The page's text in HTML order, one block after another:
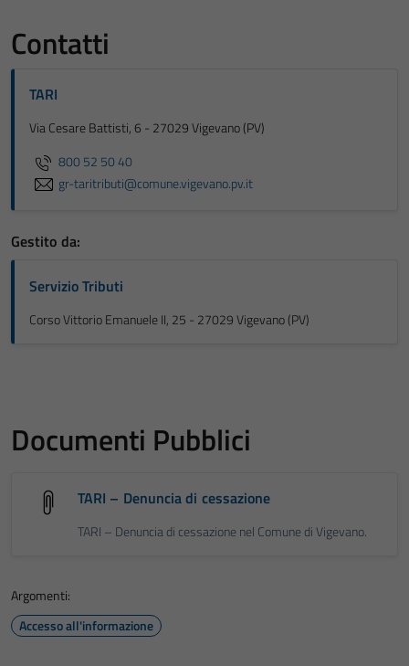
Contatti
TARI
Via Cesare Battisti, 6 - 27029 Vigevano (PV)
800 52 50 40
gr-taritributi@comune.vigevano.pv.it
Gestito da:
Servizio Tributi
Corso Vittorio Emanuele II, 25 - 27029 Vigevano (PV)
Documenti Pubblici
TARI – Denuncia di cessazione
TARI – Denuncia di cessazione nel Comune di Vigevano.
Argomenti:
Accesso all'informazione